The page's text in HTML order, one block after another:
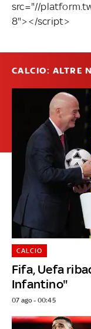
src="//
8"></script>
CALCIO: ALTRE
Fifa, Uefa
Infantino"
CALCIO
07 ago - 00:45